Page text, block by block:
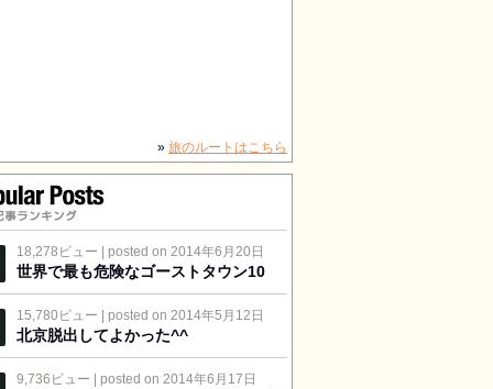
» 旅のルートはこちら
事ランキング
18,278ビュー posted on 2014年6月20日
世界で最も危険なゴーストタウン10
15,780ビュー posted on 2014年5月12日
北京脱出してよかった^^
9,736ビュー posted on 2014年6月17日